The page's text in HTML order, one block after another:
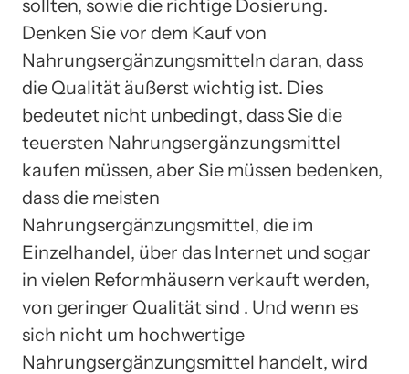
sollten, sowie die richtige Dosierung.
Denken Sie vor dem Kauf von
Nahrungsergänzungsmitteln daran, dass
die Qualität äußerst wichtig ist. Dies
bedeutet nicht unbedingt, dass Sie die
teuersten Nahrungsergänzungsmittel
kaufen müssen, aber Sie müssen bedenken,
dass die meisten
Nahrungsergänzungsmittel, die im
Einzelhandel, über das Internet und sogar
in vielen Reformhäusern verkauft werden,
von geringer Qualität sind . Und wenn es
sich nicht um hochwertige
Nahrungsergänzungsmittel handelt, wird